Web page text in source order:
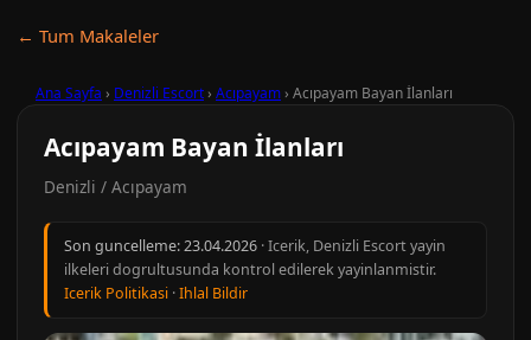
← Tum Makaleler
Ana Sayfa › Denizli Escort› Acıpayam› Acıpayam Bayan İlanları
Acıpayam Bayan İlanları
Denizli / Acıpayam
Son guncelleme:23.04.2026 · Icerik, Denizli Escort yayin
ilkeleri dogrultusunda kontrol edilerek yayinlanmistir.
Icerik Politikasi ·Ihlal Bildir